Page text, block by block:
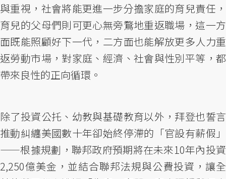
與重視，社會將能更進一步分擔家庭的育兒責任，
育兒的父母們則可更心無旁鶩地重返職場，這一方
面既能照顧好下一代，二方面也能解放更多人力重
返勞動市場，對家庭、經濟、社會與性別平等，都
帶來良性的正向循環。
除了投資公托、幼教與基礎教育以外，拜登也誓言
推動糾纏美國數十年卻始終停滯的「官設有薪假」
——根據規劃，聯邦政府預期將在未來10年內投資
2,250億美金，並結合聯邦法規與公費投資，讓全